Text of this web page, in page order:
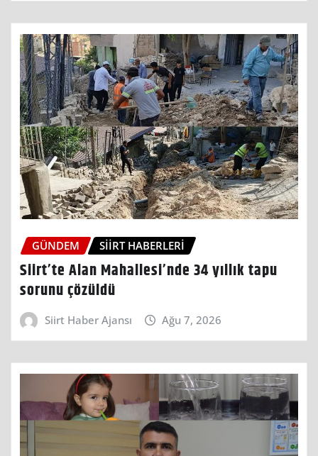
GÜNDEM SIIRT HABERLERI
Siirt’te Alan Mahallesi’nde 34 yıllık tapu
sorunu çözüldü
Siirt Haber Ajansı Ağu 7, 2026